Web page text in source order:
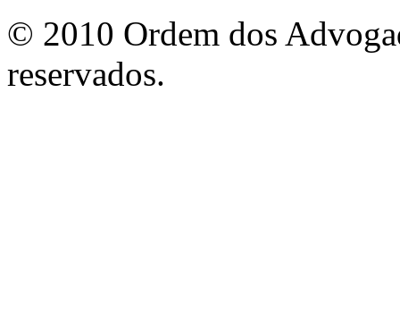
© 2010 Ordem dos
reservados.